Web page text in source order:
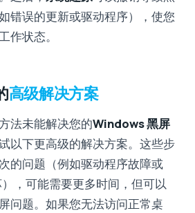
错误的更新或驱动程序），使您
作状态。
高级解决方案
法未能解决您的Windows 黑屏
以下更高级的解决方案。这些步
的问题（例如驱动程序故障或
，可能需要更多时间，但可以
问题。如果您无法访问正常桌